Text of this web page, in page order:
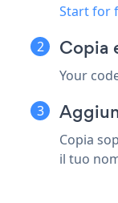
Start for
Copia
Your
Copia
il tuo